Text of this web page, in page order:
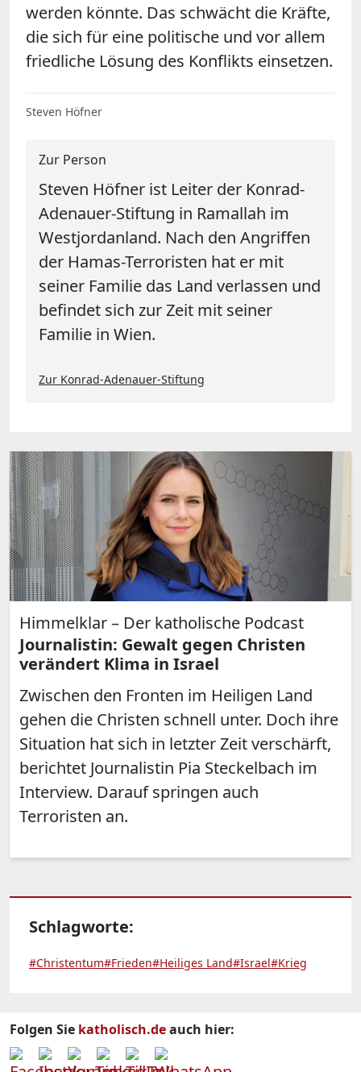
werden könnte. Das schwächt die Kräfte,
die sich für eine politische und vor allem
friedliche Lösung des Konflikts einsetzen.
Steven Höfner
Zur Person
Steven Höfner ist Leiter der Konrad-
Adenauer-Stiftung in Ramallah im
Westjordanland. Nach den Angriffen
der Hamas-Terroristen hat er mit
seiner Familie das Land verlassen und
befindet sich zur Zeit mit seiner
Familie in Wien.
Zur Konrad-Adenauer-Stiftung
Himmelklar – Der katholische Podcast
Journalistin: Gewalt gegen Christen
verändert Klima in Israel
Zwischen den Fronten im Heiligen Land
gehen die Christen schnell unter. Doch ihre
Situation hat sich in letzter Zeit verschärft,
berichtet Journalistin Pia Steckelbach im
Interview. Darauf springen auch
Terroristen an.
Schlagworte:
#Christentum#Frieden#Heiliges Land#Israel#Krieg
Folgen Sie katholisch.deauch hier: